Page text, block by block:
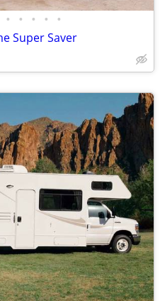
• • • • •
Super Saver